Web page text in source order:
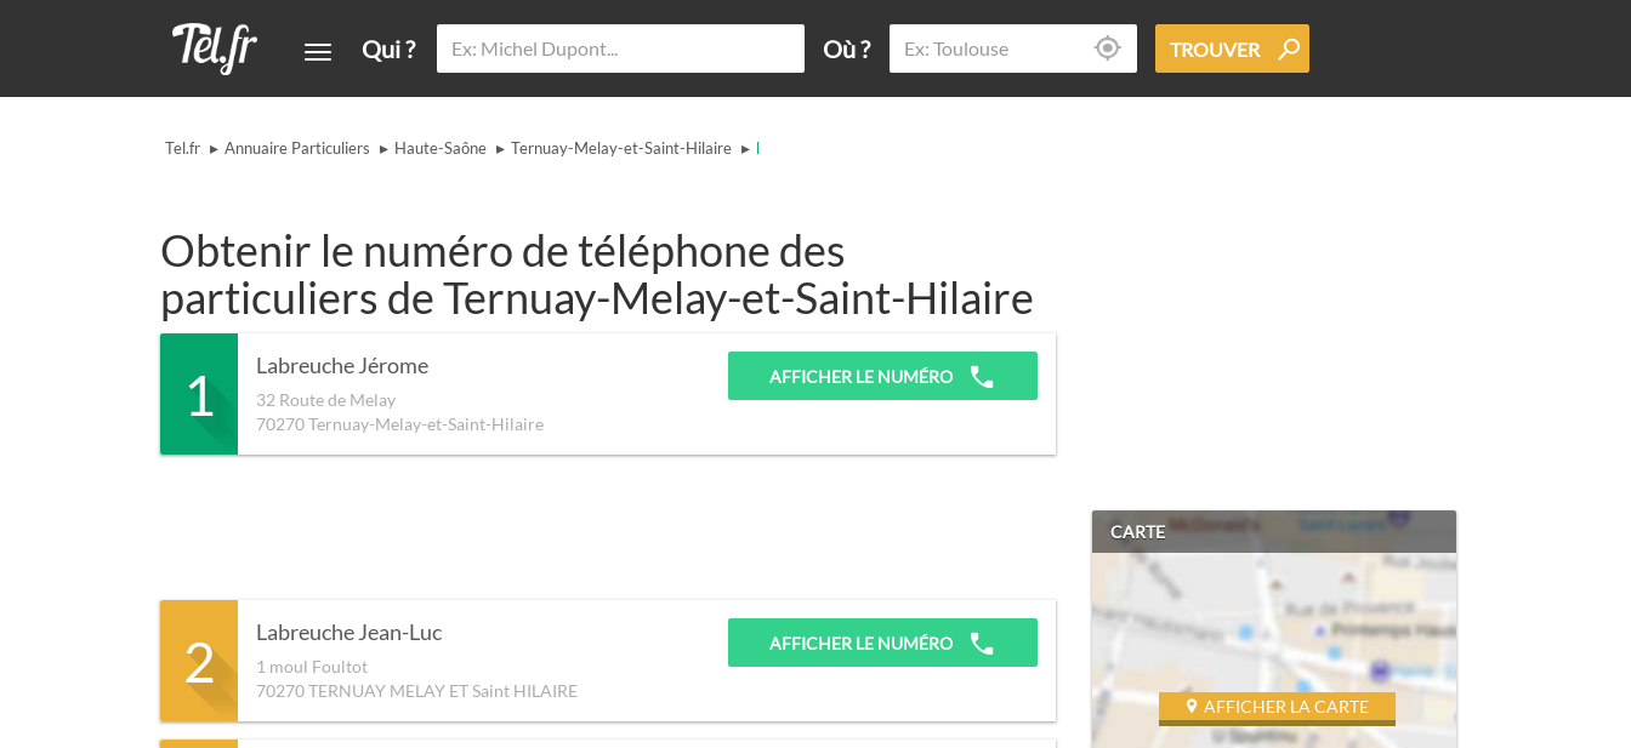
Qui ? Où ? TROUVER
Tel.fr ▸ Annuaire Particuliers ▸ Haute-Saône ▸ Ternuay-Melay-et-Saint-Hilaire ▸ l
Obtenir le numéro de téléphone des
particuliers de Ternuay-Melay-et-Saint-Hilaire
1 Labreuche Jérome
32 Route de Melay
70270Ternuay-Melay-et-Saint-Hilaire
AFFICHER LE NUMÉRO
2 Labreuche Jean-Luc
1 moul Foultot
70270TERNUAY MELAY ET Saint HILAIRE
AFFICHER LE NUMÉRO
CARTE
AFFICHER LA CARTE